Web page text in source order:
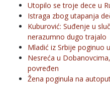
Utopilo se troje dece u
Istraga zbog utapanja
Kuburović: Suđenje u
nerazumno dugo trajalo
Mladić iz Srbije poginuo
Nesreća u
povređen
Žena poginula na